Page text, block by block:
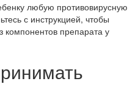
любую противовирусную
с инструкцией, чтобы
компонентов препарата у